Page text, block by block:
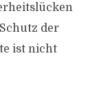
der
ist nicht